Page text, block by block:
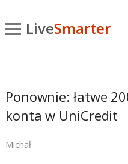
LiveSmarter
Ponownie: łatwe
konta w UniCredit
Michał